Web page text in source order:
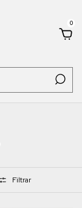
0
Filtrar